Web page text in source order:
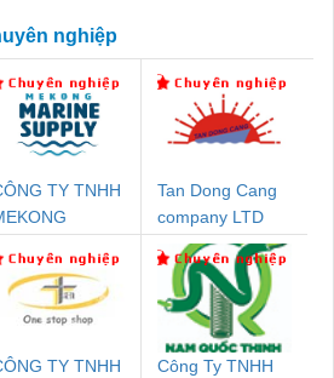
nghiệp
TY TNHH
Tan Dong Cang
company LTD
TY TNHH
Công Ty TNHH